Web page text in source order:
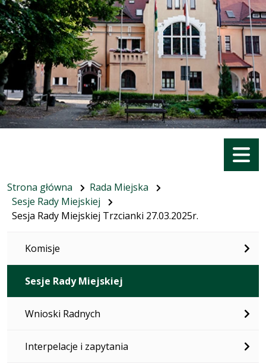
Menu
Strona główna
Rada Miejska
Sesje Rady Miejskiej
Sesja Rady Miejskiej Trzcianki 27.03.2025r.
Komisje
Sesje Rady Miejskiej
Wnioski Radnych
Interpelacje i zapytania